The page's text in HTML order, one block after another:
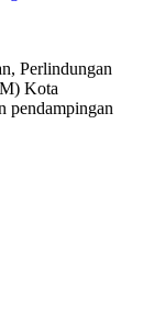
Perlindungan
Kota
pendampingan